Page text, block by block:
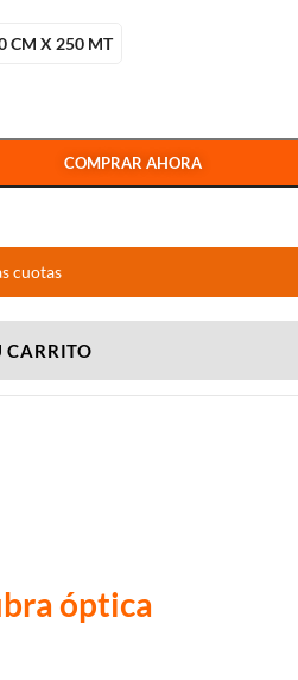
CM X 250 MT
COMPRAR AHORA
cuotas
CARRITO
óptica